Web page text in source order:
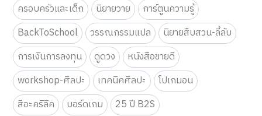
ครอบครัวและเด็ก
นิยายวาย
การ์ตูนความรู้
BackToSchool
วรรณกรรมแปล
นิยายสืบสวน-ลี้ลับ
การเงินการลงทุน
ดูดวง
หนังสือขายดี
workshop-ศิลปะ
เทคนิคศิลปะ
โปเกมอน
สีอะคริลิค
บอร์ดเกม 25 ปี B2S